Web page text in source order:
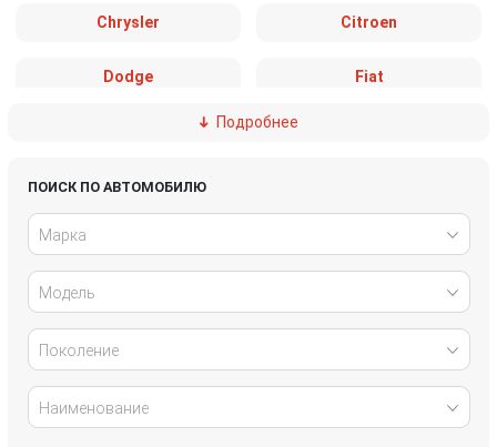
Chrysler Citroen
Dodge Fiat
Honda
Kia
Land Rover
Подробнее
ПОИСК ПО АВТОМОБИЛЮ
Марка
Модель
Поколение
Наименование